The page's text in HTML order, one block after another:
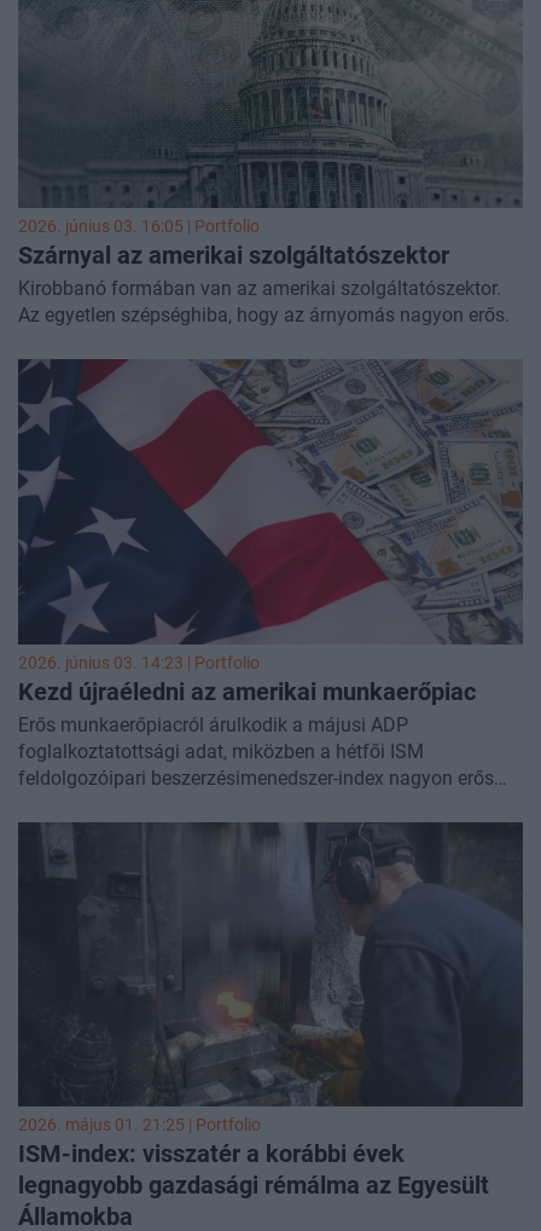
pontosabban annak új elnökén a világ szeme, hogy vajon
kamatemeléssel reagál-e a jegybank a mostani helyzetre.
2026. június 03. 16:05 | Portfolio
Szárnyal az amerikai szolgáltatószektor
Kirobbanó formában van az amerikai szolgáltatószektor.
Az egyetlen szépséghiba, hogy az árnyomás nagyon erős.
2026. június 03. 14:23 | Portfolio
Kezd újraéledni az amerikai munkaerőpiac
Erős munkaerőpiacról árulkodik a májusi ADP
foglalkoztatottsági adat, miközben a hétfői ISM
feldolgozóipari beszerzésimenedszer-index nagyon erős
figyelnie. Két hét múlva amerikai kamatdöntés, az előjelek
a kamatvárakozások feljebb tolódása irányába mutatnak.
2026. május 01. 21:25 | Portfolio
ISM-index: visszatér a korábbi évek
legnagyobb gazdasági rémálma az Egyesült
Államokba